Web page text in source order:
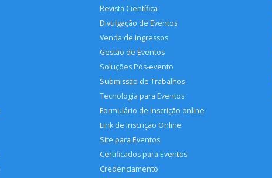
Revista Científica
Divulgação de Eventos
Venda de Ingressos
Gestão de Eventos
Soluções Pós-evento
Submissão de Trabalhos
Tecnologia para Eventos
Formulário de Inscrição online
Link de Inscrição Online
Site para Eventos
Certificados para Eventos
Credenciamento